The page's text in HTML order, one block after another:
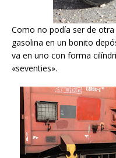
Como no podía ser de otra
gasolina en un bonito
va en uno con forma
«seventies».